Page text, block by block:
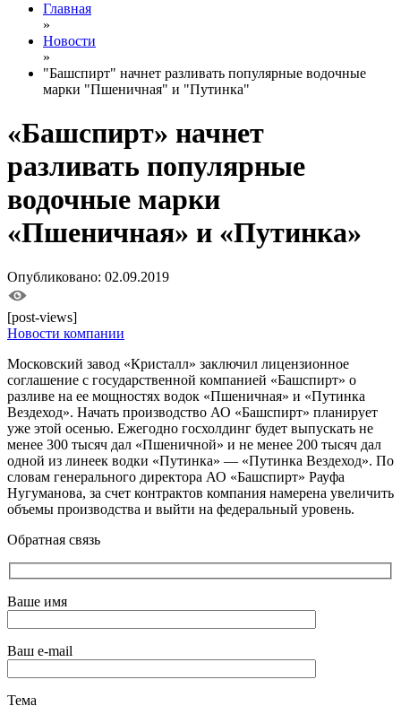
Главная
»
Новости
»
"Башспирт" начнет разливать популярные водочные
марки "Пшеничная" и "Путинка"
«Башспирт» начнет
разливать популярные
водочные марки
«Пшеничная» и «Путинка»
Опубликовано: 02.09.2019
[post-views]
Новости компании
Московский завод «Кристалл» заключил лицензионное
соглашение с государственной компанией «Башспирт» о
разливе на ее мощностях водок «Пшеничная» и «Путинка
Вездеход». Начать производство АО «Башспирт» планирует
уже этой осенью. Ежегодно госхолдинг будет выпускать не
менее 300 тысяч дал «Пшеничной» и не менее 200 тысяч дал
одной из линеек водки «Путинка» — «Путинка Вездеход». По
словам генерального директора АО «Башспирт» Рауфа
Нугуманова, за счет контрактов компания намерена увеличить
объемы производства и выйти на федеральный уровень.
Обратная связь
Ваше имя
Ваш e-mail
Тема